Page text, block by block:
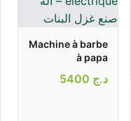
Machine à barbe
à papa
صنع غزل البنات
د.ج